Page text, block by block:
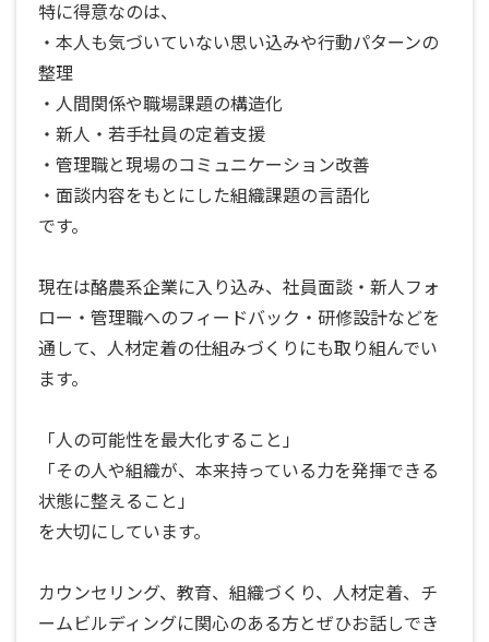
特に得意なのは、
・本人も気づいていない思い込みや行動パターンの
整理
・人間関係や職場課題の構造化
・新人・若手社員の定着支援
・管理職と現場のコミュニケーション改善
・面談内容をもとにした組織課題の言語化
です。
現在は酪農系企業に入り込み、社員面談・新人フォ
ロー・管理職へのフィードバック・研修設計などを
通して、人材定着の仕組みづくりにも取り組んでい
ます。
「人の可能性を最大化すること」
「その人や組織が、本来持っている力を発揮できる
状態に整えること」
を大切にしています。
カウンセリング、教育、組織づくり、人材定着、チ
ームビルディングに関心のある方とぜひお話しでき